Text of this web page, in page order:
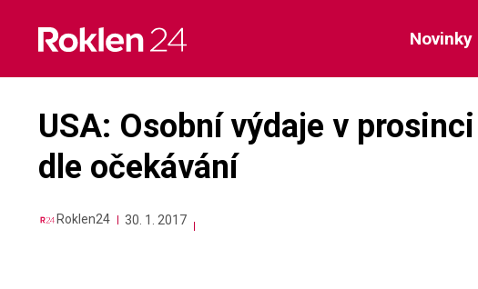
content
Novinky
USA: Osobní výdaje v
dle očekávání
Roklen24 30. 1. 2017